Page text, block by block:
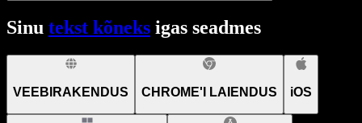
Sinu tekst kõneks igas seadmes
VEEBIRAKENDUS CHROME'I LAIENDUS iOS